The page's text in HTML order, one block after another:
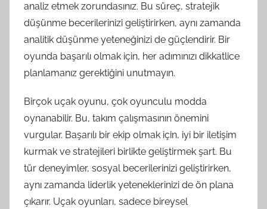
analiz etmek zorundasınız. Bu süreç, stratejik
düşünme becerilerinizi geliştirirken, aynı zamanda
analitik düşünme yeteneğinizi de güçlendirir. Bir
oyunda başarılı olmak için, her adımınızı dikkatlice
planlamanız gerektiğini unutmayın.
Birçok uçak oyunu, çok oyunculu modda
oynanabilir. Bu, takım çalışmasının önemini
vurgular. Başarılı bir ekip olmak için, iyi bir iletişim
kurmak ve stratejileri birlikte geliştirmek şart. Bu
tür deneyimler, sosyal becerilerinizi geliştirirken,
aynı zamanda liderlik yeteneklerinizi de ön plana
çıkarır. Uçak oyunları, sadece bireysel